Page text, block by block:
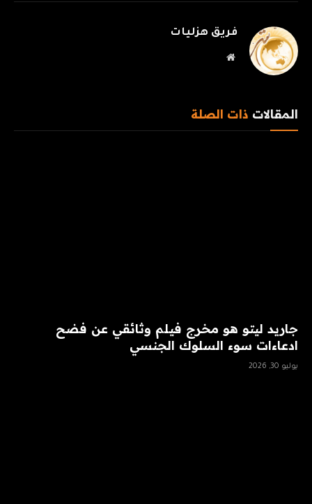
فريق هزليات
موقع
المقالات ذات الصلة
جاريد ليتو هو مخرج فيلم وثائقي عن فضح
ادعاءات سوء السلوك الجنسي
يوليو 30, 2026